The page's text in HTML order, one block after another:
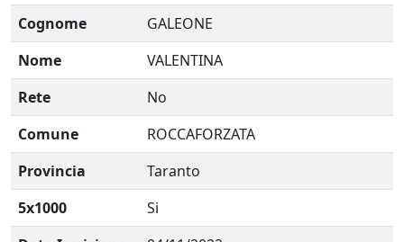
Cognome
GALEONE
Nome
VALENTINA
Rete
No
Comune
ROCCAFORZATA
Provincia
Taranto
5x1000
Si